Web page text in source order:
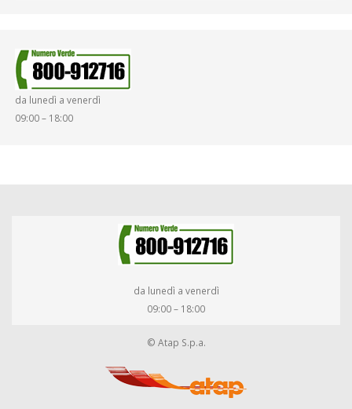
da lunedì a venerdì
09:00 – 18:00
da lunedì a venerdì
09:00 – 18:00
© Atap S.p.a.